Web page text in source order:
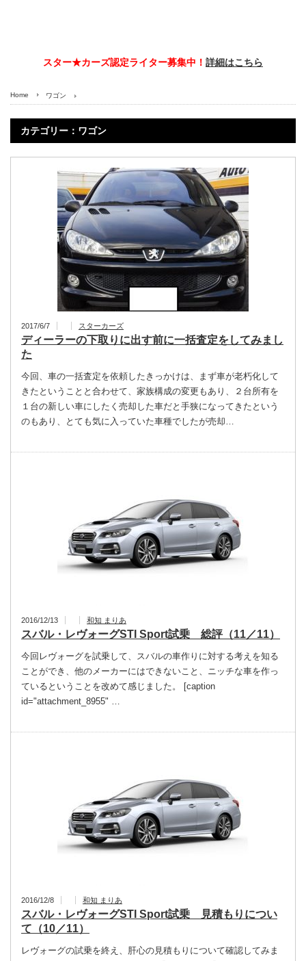
スター★カーズ認定ライター募集中！ 詳細はこちら
Home ワゴン
カテゴリー：ワゴン
2017/6/7 スターカーズ
ディーラーの下取りに出す前に一括査定をしてみまし
た
今回、車の一括査定を依頼したきっかけは、まず車が老朽化して
きたということと合わせて、家族構成の変更もあり、２台所有を
１台の新しい車にしたく売却した車だと手狭になってきたという
のもあり、とても気に入っていた車種でしたが売却…
2016/12/13 和知 まりあ
スバル・レヴォーグSTI Sport試乗 総評（11／11）
今回レヴォーグを試乗して、スバルの車作りに対する考えを知る
ことができ、他のメーカーにはできないこと、ニッチな車を作っ
ているということを改めて感じました。 [caption
id="attachment_8955" …
2016/12/8 和知 まりあ
スバル・レヴォーグSTI Sport試乗 見積もりについ
て（10／11）
レヴォーグの試乗を終え、肝心の見積もりについて確認してみま